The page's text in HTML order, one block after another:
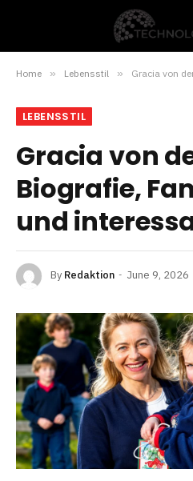
Home » Lebensstil » Gracia von der
LEBENSSTIL
Gracia von
Biografie,
und
By Redaktion June 9, 2026